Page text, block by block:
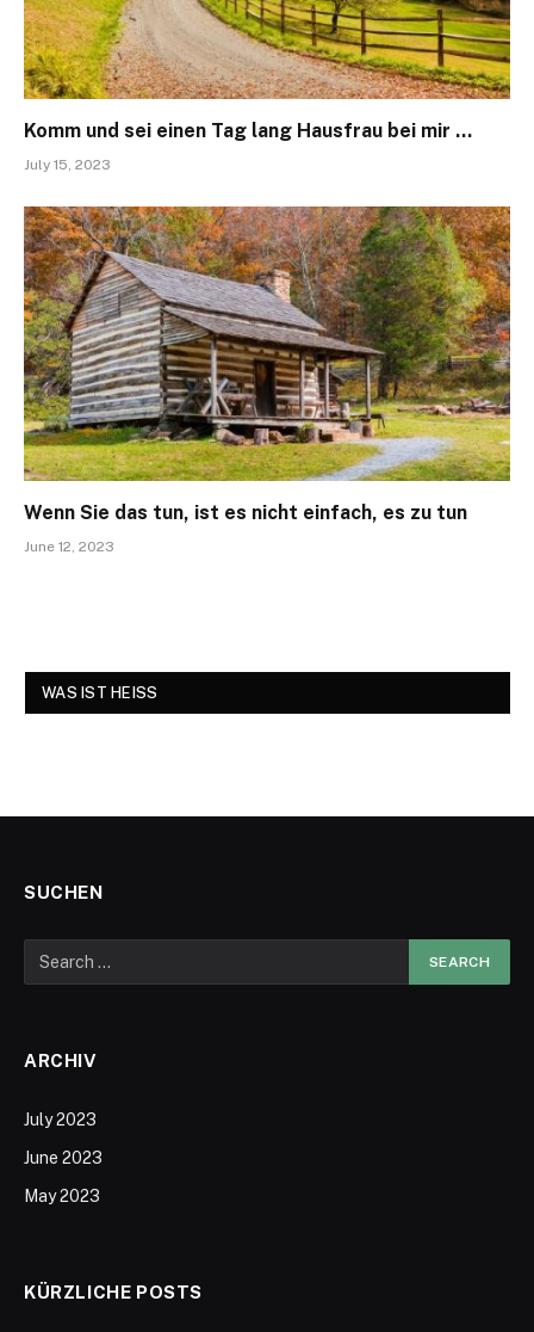
Komm und sei einen Tag lang Hausfrau bei mir …
July 15, 2023
Wenn Sie das tun, ist es nicht einfach, es zu tun
June 12, 2023
WAS IST HEISS
SUCHEN
ARCHIV
July 2023
June 2023
May 2023
KÜRZLICHE POSTS